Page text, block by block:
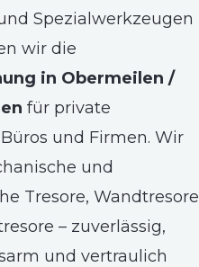
Spezialwerkzeugen
wir die
in Obermeilen /
für private
und Firmen. Wir
und
Tresore, Wandtresore
– zuverlässig,
und vertraulich